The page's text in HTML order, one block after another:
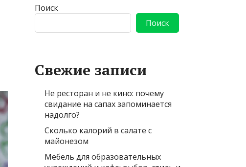
Поиск
Поиск
Свежие записи
Не ресторан и не кино: почему
свидание на сапах запоминается
надолго?
Сколько калорий в салате с
майонезом
Мебель для образовательных